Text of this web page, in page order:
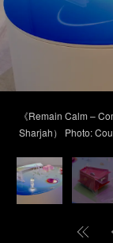
《Remain Calm –
Sharjah） Photo: